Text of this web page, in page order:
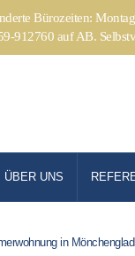
Bürozeiten:
912760 auf AB.
ÜBER UNS
in